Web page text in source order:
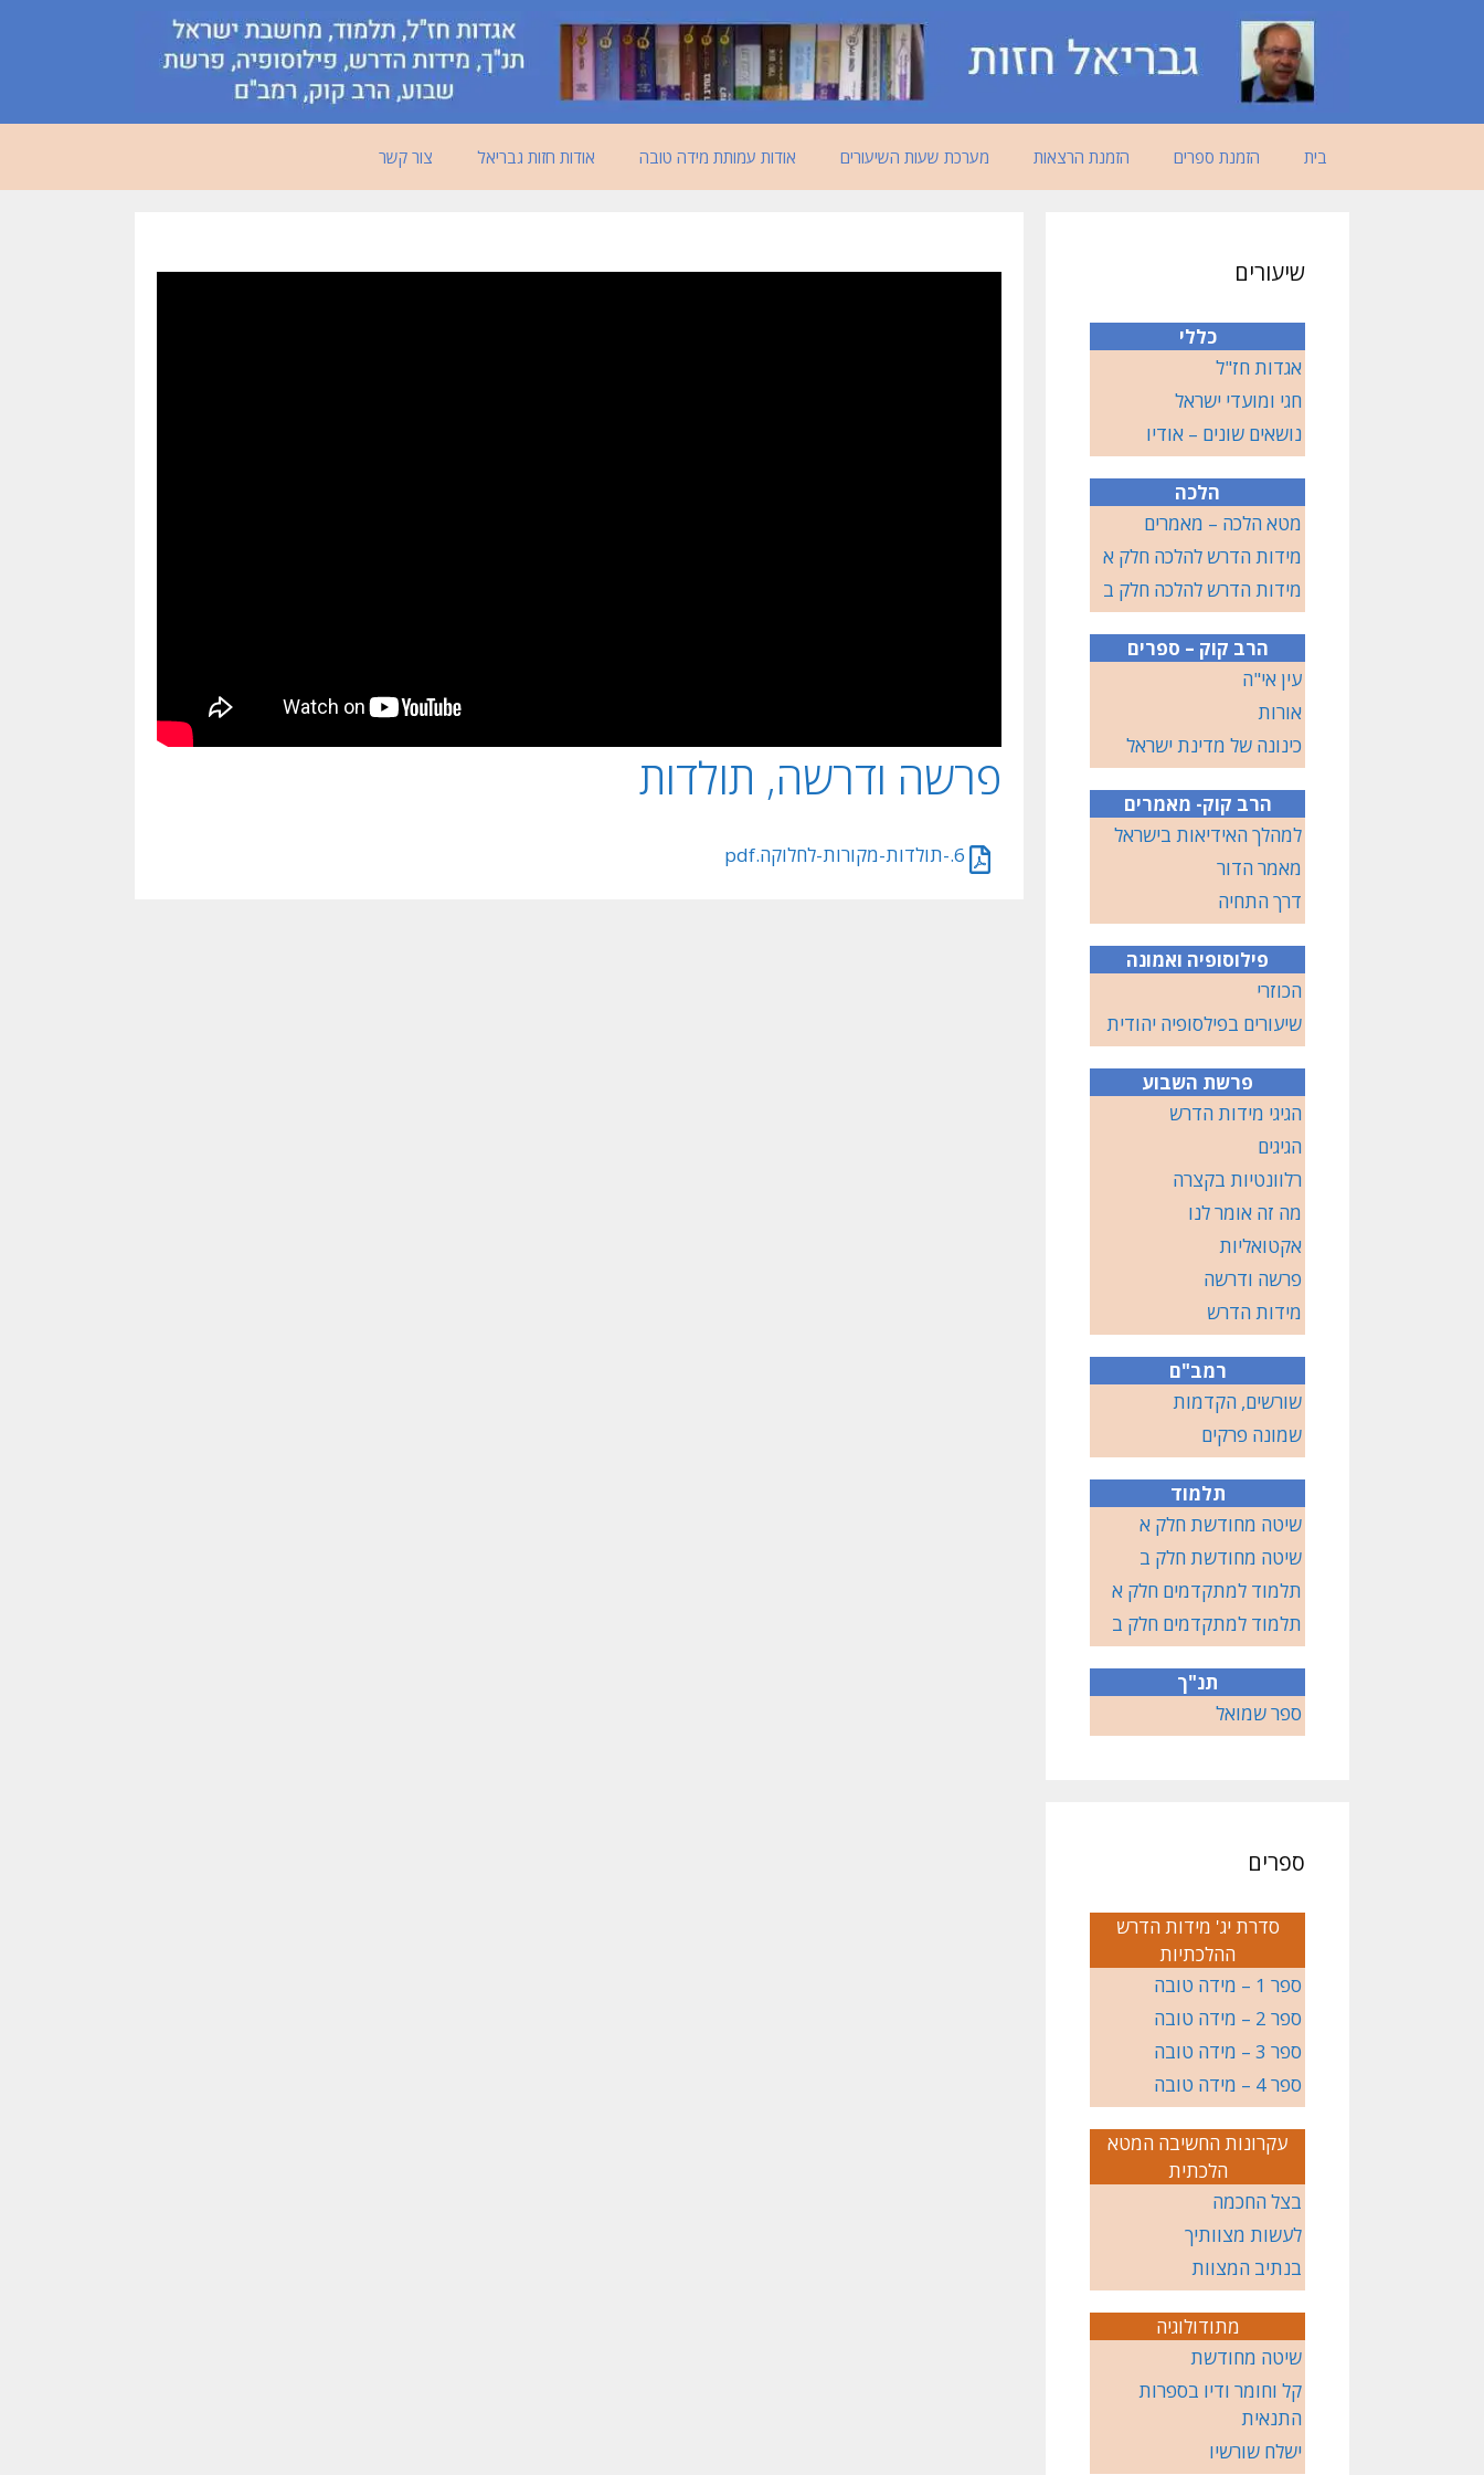
בית הזמנת ספרים הזמנת הרצאות מערכת שעות השיעורים אודות עמותת מידה טובה אודות חזות גבריאל צור קשר
פרשה ודרשה, תולדות
6.-תולדות-מקורות-לחלוקה.pdf
שיעורים
כללי
אגדות חז"ל
חגי ומועדי ישראל
נושאים שונים – אודיו
הלכה
מטא הלכה – מאמרים
מידות הדרש להלכה חלק א
מידות הדרש להלכה חלק ב
הרב קוק – ספרים
עין אי"ה
אורות
כינונה של מדינת ישראל
הרב קוק- מאמרים
למהלך האידיאות בישראל
מאמר הדור
דרך התחיה
פילוסופיה ואמונה
הכוזרי
שיעורים בפילסופיה יהודית
פרשת השבוע
הגיגי מידות הדרש
הגיגים
רלוונטיות בקצרה
מה זה אומר לנו
אקטואליות
פרשה ודרשה
מידות הדרש
רמב"ם
שורשים, הקדמות
שמונה פרקים
תלמוד
שיטה מחודשת חלק א
שיטה מחודשת חלק ב
תלמוד למתקדמים חלק א
תלמוד למתקדמים חלק ב
תנ"ך
ספר שמואל
ספרים
סדרת יג' מידות הדרש
ההלכתיות
ספר 1 – מידה טובה
ספר 2 – מידה טובה
ספר 3 – מידה טובה
ספר 4 – מידה טובה
עקרונות החשיבה המטא
הלכתית
בצל החכמה
לעשות מצוותיך
בנתיב המצוות
מתודולוגיה
שיטה מחודשת
קל וחומר ודיו בספרות
התנאית
ישלח שורשיו